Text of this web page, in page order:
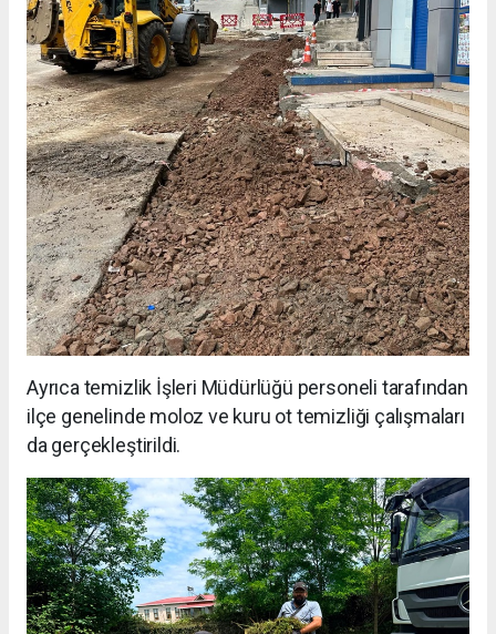
Ayrıca temizlik İşleri Müdürlüğü personeli tarafından
ilçe genelinde moloz ve kuru ot temizliği çalışmaları
da gerçekleştirildi.